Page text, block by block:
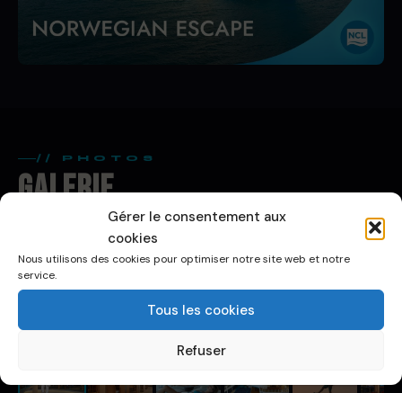
Gérer le consentement aux
cookies
Nous utilisons des cookies pour optimiser notre site web et notre
service.
Tous les cookies
Refuser
// PHOTOS
Galerie